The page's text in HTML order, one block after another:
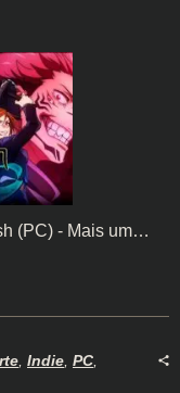
(PC) - Mais um…
Indie PC